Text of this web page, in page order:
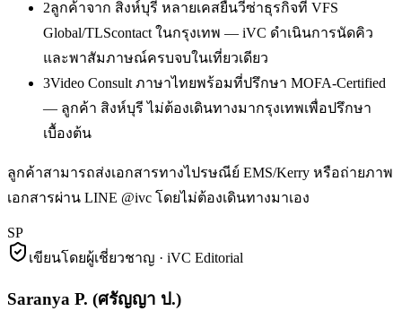
2ลูกค้าจาก สิงห์บุรี หลายเคสยื่นวีซ่าธุรกิจที่ VFS
Global/TLScontact ในกรุงเทพ — iVC ดำเนินการนัดคิว
และพาสัมภาษณ์ครบจบในเที่ยวเดียว
3Video Consult ภาษาไทยพร้อมที่ปรึกษา MOFA-Certified
— ลูกค้า สิงห์บุรี ไม่ต้องเดินทางมากรุงเทพเพื่อปรึกษา
เบื้องต้น
ลูกค้าสามารถส่งเอกสารทางไปรษณีย์ EMS/Kerry หรือถ่ายภาพ
เอกสารผ่าน LINE @ivc โดยไม่ต้องเดินทางมาเอง
SP
เขียนโดยผู้เชี่ยวชาญ · iVC Editorial
Saranya P. (ศรัญญา ป.)